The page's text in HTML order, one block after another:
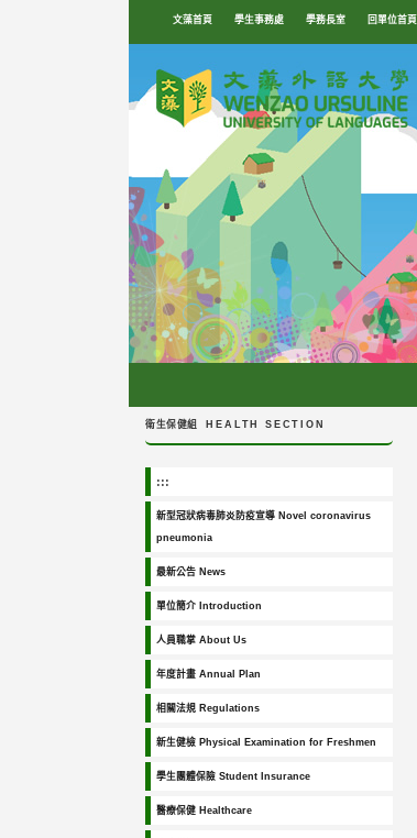
文藻首頁 學生事務處 學務長室 回單位首頁
衛生保健組 HEALTH SECTION
:::
新型冠狀病毒肺炎防疫宣導 Novel coronavirus
pneumonia
最新公告 News
單位簡介 Introduction
人員職掌 About Us
年度計畫 Annual Plan
相關法規 Regulations
新生健檢 Physical Examination for Freshmen
學生團體保險 Student Insurance
醫療保健 Healthcare